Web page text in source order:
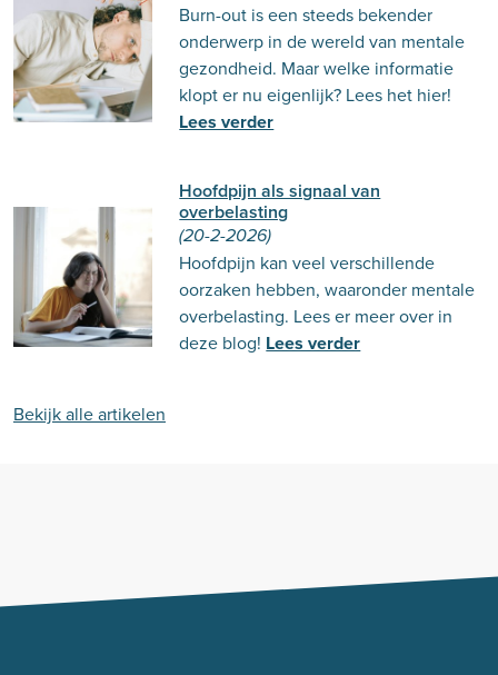
Burn-out is een steeds bekender
onderwerp in de wereld van mentale
gezondheid. Maar welke informatie
klopt er nu eigenlijk? Lees het hier!
Lees verder
Hoofdpijn als signaal van
overbelasting
(20-2-2026)
Hoofdpijn kan veel verschillende
oorzaken hebben, waaronder mentale
overbelasting. Lees er meer over in
deze blog! Lees verder
Bekijk alle artikelen